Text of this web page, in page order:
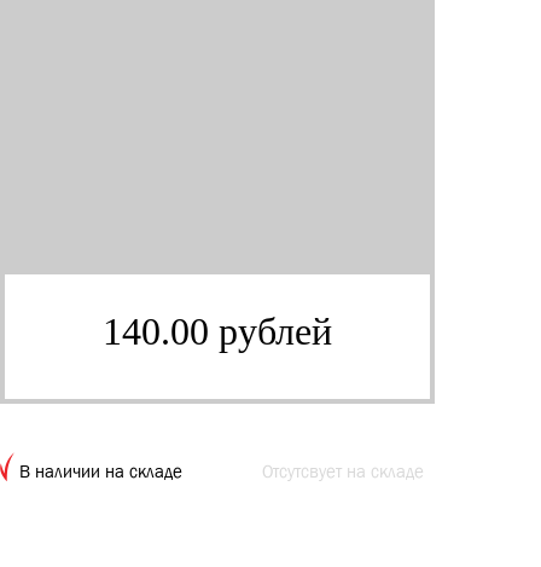
140.00 рублей
В наличии на складе Отсутсвует на складе